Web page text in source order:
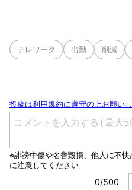
テレワーク 出勤 削減